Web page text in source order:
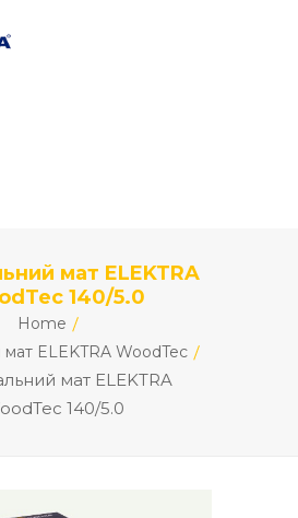
мат ELEKTRA
140/5.0
Home
мат ELEKTRA WoodTec
мат ELEKTRA
140/5.0